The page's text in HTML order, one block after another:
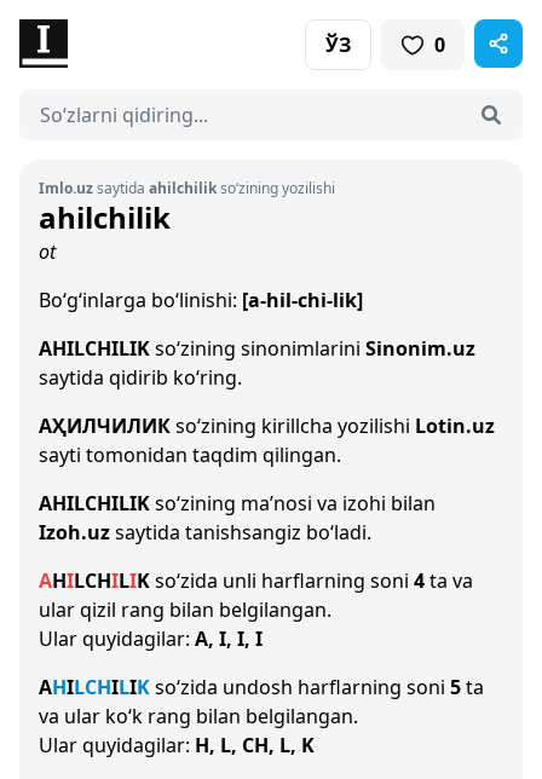
ЎЗ 0
Imlo.uzsaytida ahilchilikso‘zining yozilishi
ahilchilik
ot
Bo‘g‘inlarga bo‘linishi: [a-hil-chi-lik]
AHILCHILIKso‘zining sinonimlarini Sinonim.uz
saytida qidirib ko‘ring.
АҲИЛЧИЛИКso‘zining kirillcha yozilishi Lotin.uz
sayti tomonidan taqdim qilingan.
AHILCHILIKso‘zining ma’nosi va izohi bilan
Izoh.uzsaytida tanishsangiz bo‘ladi.
AHILCHILIKso‘zida unli harflarning soni 4ta va
ular qizil rang bilan belgilangan.
Ular quyidagilar: A, I, I, I
AHILCHILIKso‘zida undosh harflarning soni 5ta
va ular ko‘k rang bilan belgilangan.
Ular quyidagilar: H, L, CH, L, K